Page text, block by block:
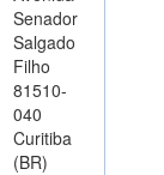
Senador
Salgado
Filho
81510-
040
Curitiba
(BR)